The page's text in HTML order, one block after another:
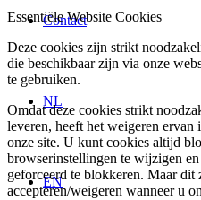
Contact
NL
EN
Essentiële Website Cookies
Deze cookies zijn strikt
die beschikbaar zijn via onze
te gebruiken.
Omdat deze cookies strikt
leveren, heeft het weigeren
onze site. U kunt cookies altijd
browserinstellingen te wijzigen
geforceerd te blokkeren. Maar
accepteren/weigeren wanneer u